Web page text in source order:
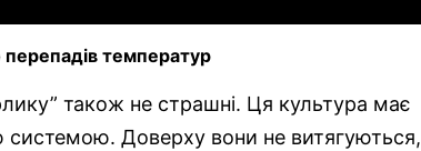
перепадів температур
також не страшні. Ця культура має
Доверху вони не витягуються,